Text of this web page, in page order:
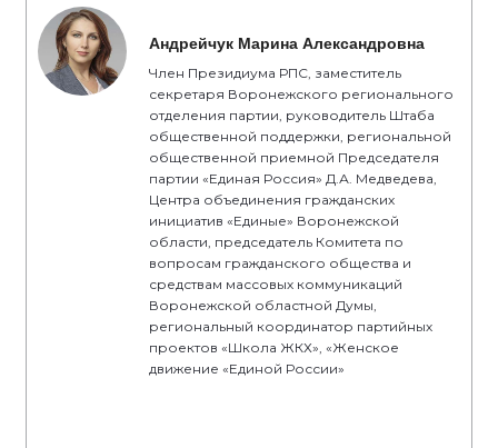
Андрейчук Марина Александровна
Член Президиума РПС, заместитель
секретаря Воронежского регионального
отделения партии, руководитель Штаба
общественной поддержки, региональной
общественной приемной Председателя
партии «Единая Россия» Д.А. Медведева,
Центра объединения гражданских
инициатив «Единые» Воронежской
области, председатель Комитета по
вопросам гражданского общества и
средствам массовых коммуникаций
Воронежской областной Думы,
региональный координатор партийных
проектов «Школа ЖКХ», «Женское
движение «Единой России»